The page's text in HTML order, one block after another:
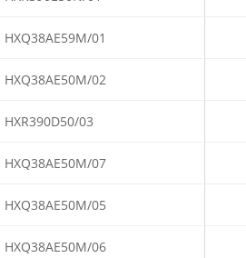
HXQ38AE59M/01
HXQ38AE50M/02
HXR390D50/03
HXQ38AE50M/07
HXQ38AE50M/05
HXQ38AE50M/06